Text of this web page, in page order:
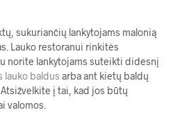
sukuriančių lankytojams malonią
Lauko restoranui rinkitės
norite lankytojams suteikti didesnį
lauko baldus arba ant kietų baldų
. Atsižvelkite į tai, kad jos būtų
valomos.